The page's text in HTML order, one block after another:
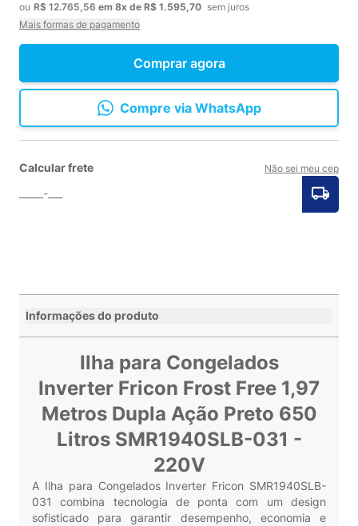
Comprar agora
ou R$ 12.765,56 em 8x de R$ 1.595,70 sem juros
Mais formas de pagamento
Compre via WhatsApp
Calcular frete Não sei meu cep
Informações do produto
Ilha para Congelados
Inverter Fricon Frost Free 1,97
Metros Dupla Ação Preto 650
Litros SMR1940SLB-031 -
220V
A Ilha para Congelados Inverter Fricon SMR1940SLB-
031 combina tecnologia de ponta com um design
sofisticado para garantir desempenho, economia e